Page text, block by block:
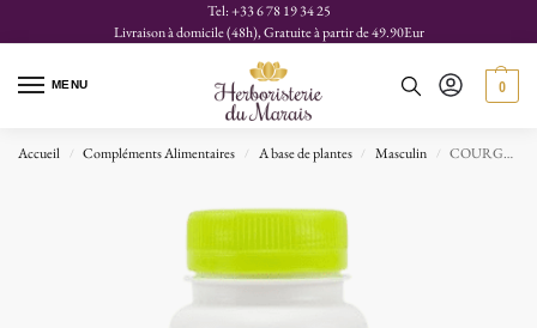
Tel: +33 6 78 19 34 25
Livraison à domicile (48h), Gratuite à partir de 49.90Eur
MENU 0
Accueil / Compléments Alimentaires / A base de plantes / Masculin / COURGE Pépins Huile 100 capsules